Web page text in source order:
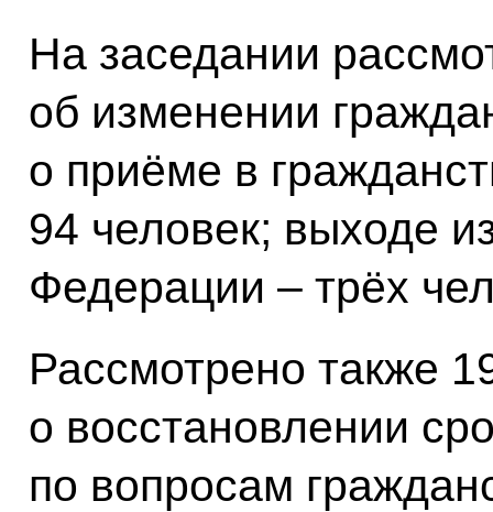
На заседании
об изменении
о приёме в
94 человек; выходе
Федерации – трёх
Рассмотрено также
о восстановлении
по вопросам